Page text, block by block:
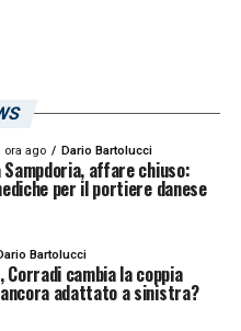
cambiare il
ancora
così alla possibilità
Per la
ora ago Dario Bartolucci
affare chiuso:
per il portiere danese
Bartolucci
Corradi cambia la coppia
adattato a sinistra?